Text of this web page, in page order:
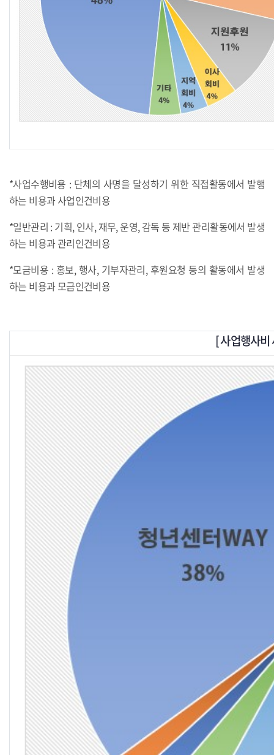
*사업수행비용 : 단체의 사명을 달성하기 위한 직접활동에서 발행
하는 비용과 사업인건비용
*일반관리 : 기획, 인사, 재무, 운영, 감독 등 제반 관리활동에서 발생
하는 비용과 관리인건비용
*모금비용 : 홍보, 행사, 기부자관리, 후원요청 등의 활동에서 발생
하는 비용과 모금인건비용
[사업행사